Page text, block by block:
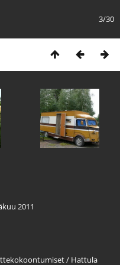
3/30
2011
/ Hattula